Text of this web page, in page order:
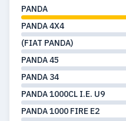
PANDA
PANDA 4X4
(FIAT PANDA)
PANDA 45
PANDA 34
PANDA 1000CL I.E. U9
PANDA 1000 FIRE E2